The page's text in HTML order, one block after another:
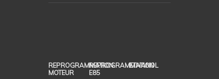
REPROGRAMMATION
MOTEUR
REPROGRAMMATION
E85
ETHANOL